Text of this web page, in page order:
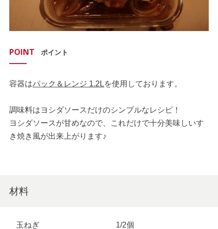
POINT ポイント
容器はパック＆レンジ 1.2Lを使用しております。
調味料はヨシダソースだけのシンプルなレシピ！
ヨシダソースが甘めなので、これだけで十分美味しいす
き焼き風が出来上がります♪
材料
玉ねぎ 1/2個